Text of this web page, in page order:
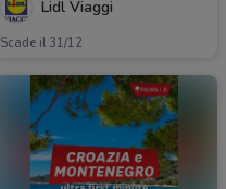
Lidl Viaggi
Scade il 31/12